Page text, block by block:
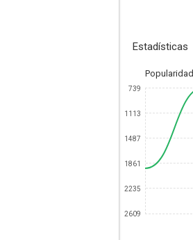
Estadísticas
Popularidad
739
1113
1487
1861
2235
2609